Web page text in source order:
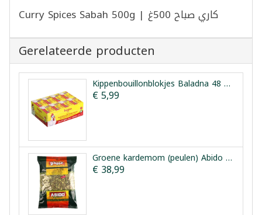
Curry Spices Sabah 500g | كاري صباح 500غ
Gerelateerde producten
Kippenbouillonblokjes Baladna 48 Stuks 480 g
€ 5,99
Groene kardemom (peulen) Abido 500g
€ 38,99